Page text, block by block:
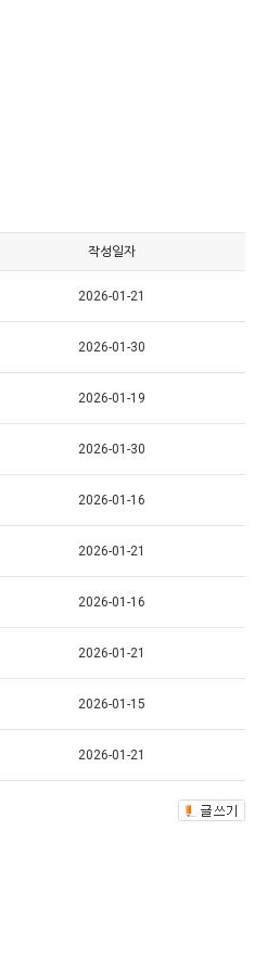
작성일자
2026-01-21
2026-01-30
2026-01-19
2026-01-30
2026-01-16
2026-01-21
2026-01-16
2026-01-21
2026-01-15
2026-01-21